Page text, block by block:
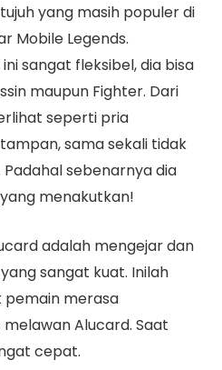
yang masih populer di
Mobile Legends.
sangat fleksibel, dia bisa
maupun Fighter. Dari
seperti pria
sama sekali tidak
sebenarnya dia
menakutkan!
adalah mengejar dan
sangat kuat. Inilah
merasa
Alucard. Saat
cepat.